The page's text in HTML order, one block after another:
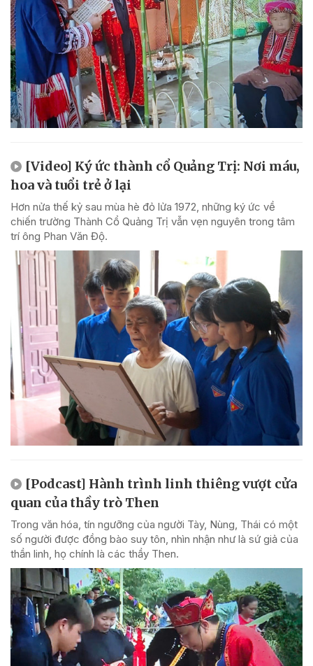
[Video] Ký ức thành cổ Quảng Trị: Nơi máu,
hoa và tuổi trẻ ở lại
Hơn nửa thế kỷ sau mùa hè đỏ lửa 1972, những ký ức về
chiến trường Thành Cổ Quảng Trị vẫn vẹn nguyên trong tâm
trí ông Phan Văn Độ.
[Podcast] Hành trình linh thiêng vượt cửa
quan của thầy trò Then
Trong văn hóa, tín ngưỡng của người Tày, Nùng, Thái có một
số người được đồng bào suy tôn, nhìn nhận như là sứ giả của
thần linh, họ chính là các thầy Then.